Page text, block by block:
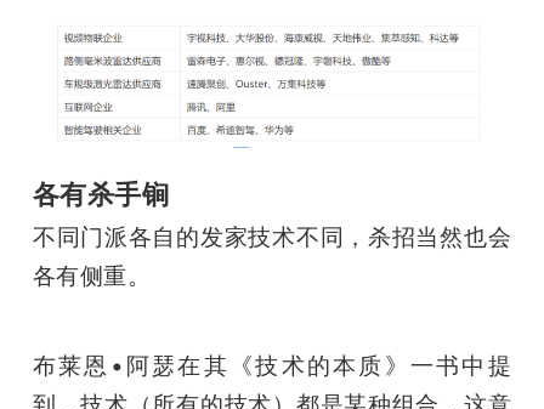
各有杀手锏
不同门派各自的发家技术不同，杀招当然也会
各有侧重。
布莱恩•阿瑟在其《技术的本质》一书中提